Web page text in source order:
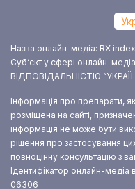
Назва онлайн-медіа: RX index
Суб‘єкт у сфері онлайн-
ВІДПОВІДАЛЬНІСТЮ
Інформація про препарати,
розміщена на сайті,
інформація не може бути
рішення про застосування
повноцінну консультацію з
Ідентифікатор онлайн-медіа
06306